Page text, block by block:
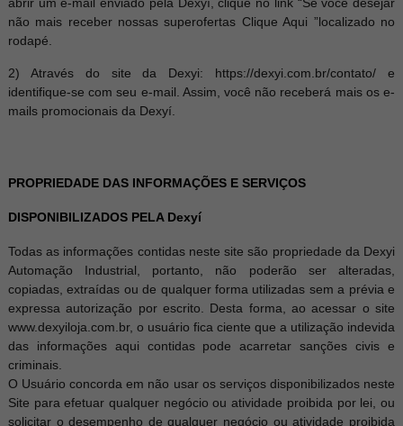
não mais receber nossas superofertas Clique Aqui ”localizado no
rodapé.
2) Através do site da Dexyi: https://dexyi.com.br/contato/ e
identifique-se com seu e-mail. Assim, você não receberá mais os e-
mails promocionais da Dexyí.
PROPRIEDADE DAS INFORMAÇÕES E SERVIÇOS
DISPONIBILIZADOS PELA Dexyí
Todas as informações contidas neste site são propriedade da Dexyi
Automação Industrial, portanto, não poderão ser alteradas,
copiadas, extraídas ou de qualquer forma utilizadas sem a prévia e
expressa autorização por escrito. Desta forma, ao acessar o site
www.dexyiloja.com.br, o usuário fica ciente que a utilização indevida
das informações aqui contidas pode acarretar sanções civis e
criminais.
O Usuário concorda em não usar os serviços disponibilizados neste
Site para efetuar qualquer negócio ou atividade proibida por lei, ou
solicitar o desempenho de qualquer negócio ou atividade proibida